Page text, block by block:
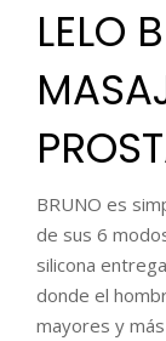
LELO
BRUNO es
de sus 6
silicona
donde el
mayores y